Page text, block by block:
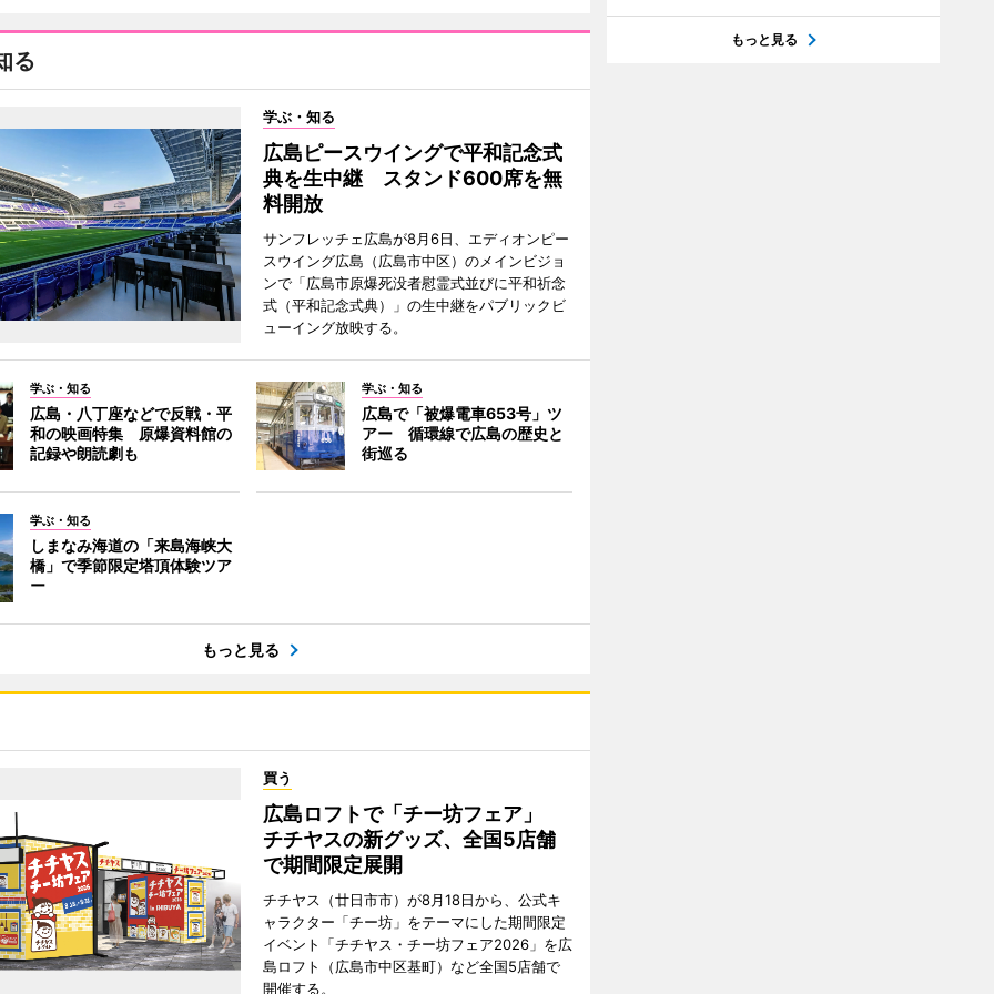
る
学ぶ・知る
広島ピースウイングで平和記念式
典を生中継 スタンド600席を無
料開放
サンフレッチェ広島が8月6日、エディオンピー
スウイング広島（広島市中区）のメインビジョ
ンで「広島市原爆死没者慰霊式並びに平和祈念
式（平和記念式典）」の生中継をパブリックビ
ューイング放映する。
学ぶ・知る
広島・八丁座などで反戦・平
和の映画特集 原爆資料館の
記録や朗読劇も
学ぶ・知る
広島で「被爆電車653号」ツ
アー 循環線で広島の歴史と
街巡る
学ぶ・知る
しまなみ海道の「来島海峡大
橋」で季節限定塔頂体験ツア
ー
もっと見る
買う
広島ロフトで「チー坊フェア」
チチヤスの新グッズ、全国5店舗
で期間限定展開
チチヤス（廿日市市）が8月18日から、公式キ
ャラクター「チー坊」をテーマにした期間限定
イベント「チチヤス・チー坊フェア2026」を広
島ロフト（広島市中区基町）など全国5店舗で
開催する。
もっと見る